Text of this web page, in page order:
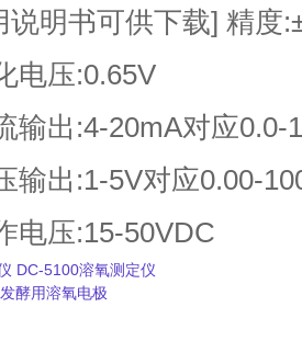
可供下载] 精度:±
:0.65V
20mA对应0.0-
5V对应0.00-
:15-50VDC
DC-5100溶氧测定仪
酵用溶氧电极